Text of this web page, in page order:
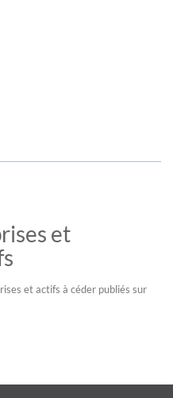
et
et actifs à céder publiés sur